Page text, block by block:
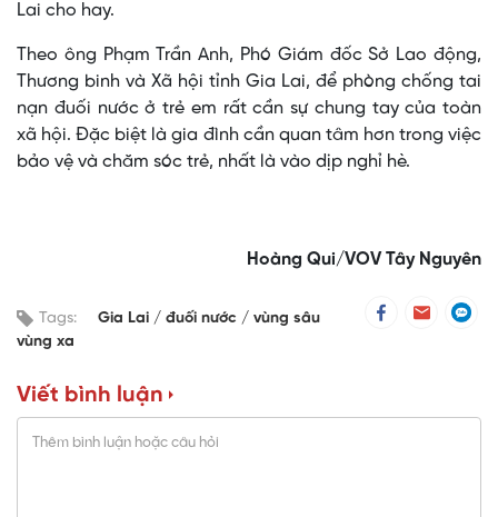
Lai cho hay.
Theo ông Phạm Trần Anh, Phó Giám đốc Sở Lao động,
Thương binh và Xã hội tỉnh Gia Lai, để phòng chống tai
nạn đuối nước ở trẻ em rất cần sự chung tay của toàn
xã hội. Đặc biệt là gia đình cần quan tâm hơn trong việc
bảo vệ và chăm sóc trẻ, nhất là vào dịp nghỉ hè.
Hoàng Qui/VOV Tây Nguyên
Tags: Gia Lai đuối nước
vùng sâu
vùng xa
Viết bình luận